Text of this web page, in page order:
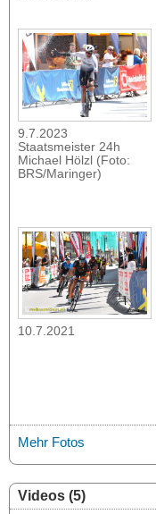
9.7.2023
Staatsmeister 24h
Michael Hölzl (Foto:
BRS/Maringer)
10.7.2021
Mehr Fotos
Videos (5)